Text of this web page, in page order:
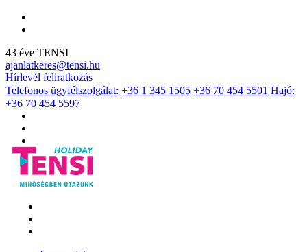
43 éve TENSI
ajanlatkeres@tensi.hu
Hírlevél feliratkozás
Telefonos ügyfélszolgálat: +36 1 345 1505 +36 70 454 5501 Hajó:
+36 70 454 5597